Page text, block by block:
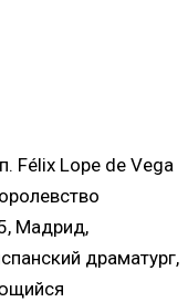
Félix Lope de Vega
Мадрид,
драматург,